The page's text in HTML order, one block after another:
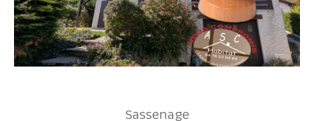
Sassenage
Localisation